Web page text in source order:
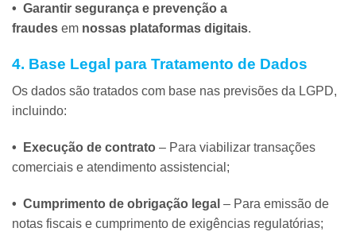
• Garantir segurança e prevenção a
fraudes em nossas plataformas digitais.
4. Base Legal para Tratamento de Dados
Os dados são tratados com base nas previsões da LGPD,
incluindo:
• Execução de contrato – Para viabilizar transações
comerciais e atendimento assistencial;
• Cumprimento de obrigação legal – Para emissão de
notas fiscais e cumprimento de exigências regulatórias;